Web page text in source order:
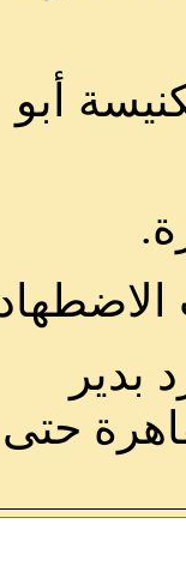
أبو
بدير
حتى